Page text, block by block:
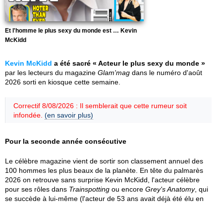
Et l'homme le plus sexy du monde est … Kevin
McKidd
Kevin McKidd a été sacré « Acteur le plus sexy du monde »
par les lecteurs du magazine Glam'mag dans le numéro d'août
2026 sorti en kiosque cette semaine.
Correctif 8/08/2026 : Il semblerait que cette rumeur soit
infondée. (en savoir plus)
Pour la seconde année consécutive
Le célèbre magazine vient de sortir son classement annuel des
100 hommes les plus beaux de la planète. En tête du palmarès
2026 on retrouve sans surprise Kevin McKidd, l'acteur célèbre
pour ses rôles dans Trainspotting ou encore Grey's Anatomy, qui
se succède à lui-même (l'acteur de 53 ans avait déjà été élu en